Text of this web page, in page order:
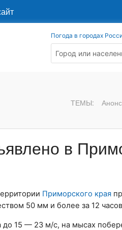
Погода в городах
ТЕМЫ:
в
Приморского края
50 мм и более за 12
до 15 — 23 м/с, на мысах